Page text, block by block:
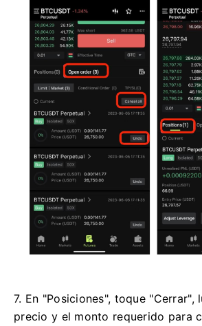
7. En "Posiciones", toque "Cerrar",
precio y el monto requerido para